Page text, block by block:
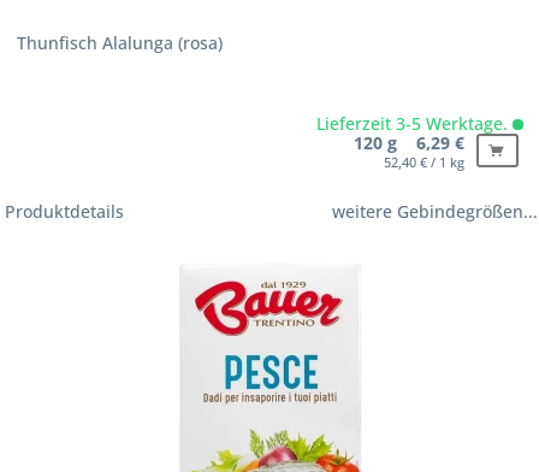
Thunfisch Alalunga (rosa)
Lieferzeit 3-5 Werktage.
120 g 6,29 €
52,40 € / 1 kg
Produktdetails weitere Gebindegrößen...